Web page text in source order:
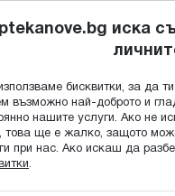
ГРИЖА ЗА МАЙКАТА
иска
бисквитки, за да
възможно най-доброто и
нашите услуги. Ако не
това ще е жалко, защото
при нас. Ако искаш да
.